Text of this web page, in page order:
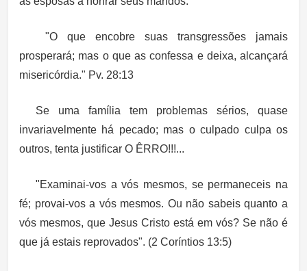
"O que encobre suas transgressões jamais
prosperará; mas o que as confessa e deixa, alcançará
misericórdia." Pv. 28:13
Se uma família tem problemas sérios, quase
invariavelmente há pecado; mas o culpado culpa os
outros, tenta justificar O ÊRRO!!!...
"Examinai-vos a vós mesmos, se permaneceis na
fé; provai-vos a vós mesmos. Ou não sabeis quanto a
vós mesmos, que Jesus Cristo está em vós? Se não é
que já estais reprovados". (2 Coríntios 13:5)